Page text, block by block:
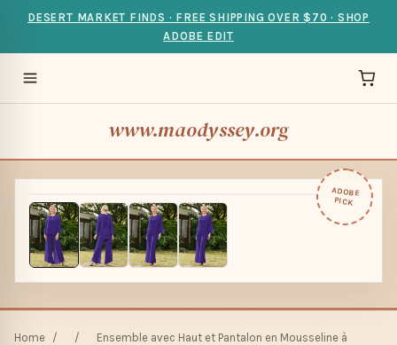
DESERT MARKET FINDS · FREE SHIPPING OVER $70 · SHOP
ADOBE EDIT
www.maodyssey.org
ADOBE
PICK
Home / /
Ensemble avec Haut et Pantalon en Mousseline à